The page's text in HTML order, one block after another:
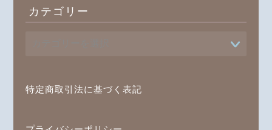
ブ
カテゴリー
特定商取引法に基づく表記
プロフィール
オンラインレッスン